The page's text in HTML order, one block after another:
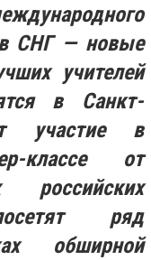
в СНГ — новые
учителей
в Санкт-
участие в
классе от
российских
ряд
обширной